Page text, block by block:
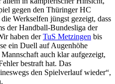
gegen den Thüringer HC
Werkselfen jüngst gezeigt, dass
der Handball-Bundesliga der
haben derTuS Metzingen bis
ein Duell auf Augenhöhe
auch klar aufgezeigt,
bestraft hat. Das
den Spielverlauf wieder“,